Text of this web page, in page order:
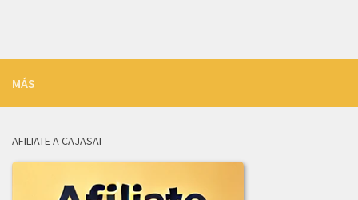
COMUNICADO_ADJUDICACION_LIC-003-2025.pdf
MÁS
AFILIATE A CAJASAI